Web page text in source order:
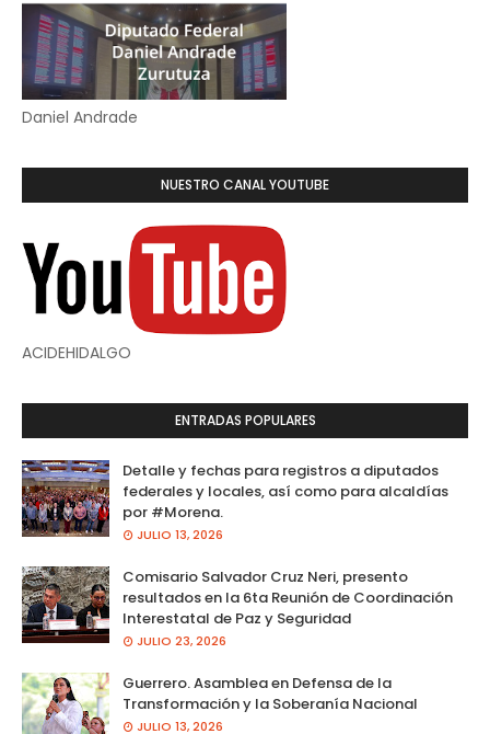
Daniel Andrade
NUESTRO CANAL YOUTUBE
ACIDEHIDALGO
ENTRADAS POPULARES
Detalle y fechas para registros a diputados
federales y locales, así como para alcaldías
por #Morena.
JULIO 13, 2026
Comisario Salvador Cruz Neri, presento
resultados en la 6ta Reunión de Coordinación
Interestatal de Paz y Seguridad
JULIO 23, 2026
Guerrero. Asamblea en Defensa de la
Transformación y la Soberanía Nacional
JULIO 13, 2026